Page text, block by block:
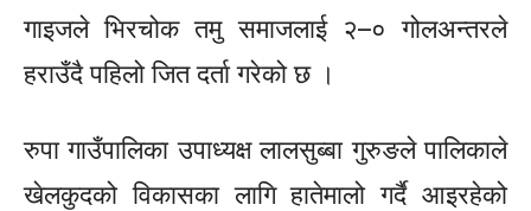
गाइजले भिरचोक तमु समाजलाई २–० गोलअन्तरले
हराउँदै पहिलो जित दर्ता गरेको छ ।
रुपा गाउँपालिका उपाध्यक्ष लालसुब्बा गुरुङले पालिकाले
खेलकुदको विकासका लागि हातेमालो गर्दै आइरहेको